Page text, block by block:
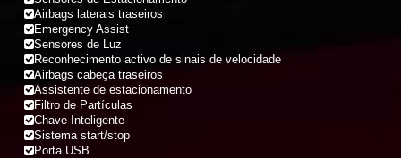
Airbags laterais traseiros
Emergency Assist
Sensores de Luz
Reconhecimento activo de sinais de velocidade
Airbags cabeça traseiros
Assistente de estacionamento
Filtro de Partículas
Chave Inteligente
Sistema start/stop
Porta USB